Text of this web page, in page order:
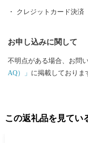
が一体として揃っています
クレジットカード決済
お申し込みに関して
不明点がある場合、お問
AQ）」 に掲載しておりま
この返礼品を見てい